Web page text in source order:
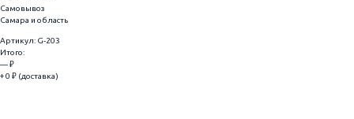
Самовывоз
Самара и область
Артикул: G-203
Итого:
— ₽
+ 0 ₽ (доставка)